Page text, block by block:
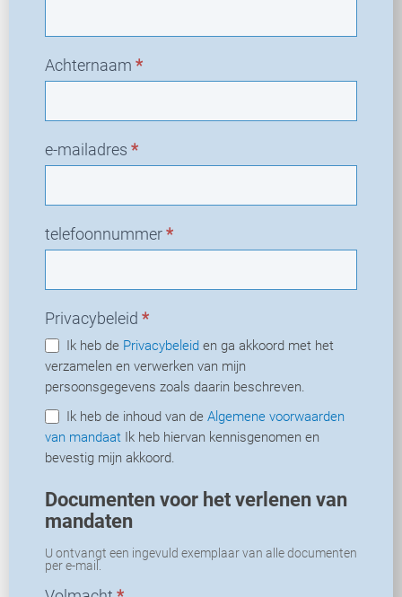
Achternaam *
e-mailadres *
telefoonnummer*
Privacybeleid *
Ik heb de Privacybeleid en ga akkoord met het
verzamelen en verwerken van mijn
persoonsgegevens zoals daarin beschreven.
Ik heb de inhoud van de Algemene voorwaarden
van mandaat
bevestig mijn akkoord.
Documenten voor het verlenen van
mandaten
U ontvangt een ingevuld exemplaar van alle documenten
per e-mail.